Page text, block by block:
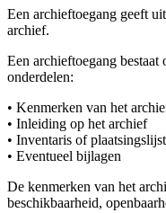
Een archieftoegang geeft
archief.
Een archieftoegang
onderdelen:
• Kenmerken van het
• Inleiding op het archief
• Inventaris of plaatsingslijst
• Eventueel bijlagen
De kenmerken van het
beschikbaarheid,